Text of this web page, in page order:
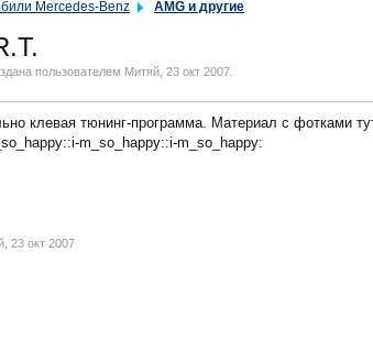
Mercedes-Benz AMG и другие
пользователем Митяй 23 окт 2007
клевая тюнинг-программа. Материал с фотками
m_so_happy::i-m_so_happy:
23 окт 2007